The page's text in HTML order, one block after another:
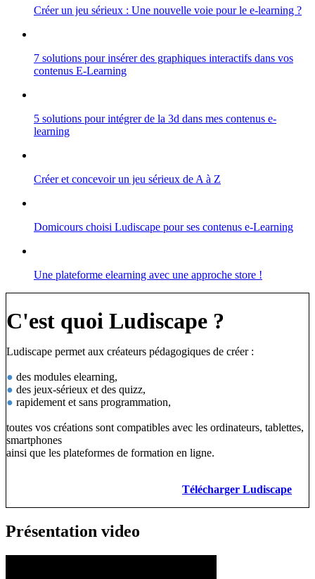
Créer un jeu sérieux : Une nouvelle voie pour le e-learning ?
7 solutions pour insérer des graphiques interactifs dans vos
contenus E-Learning
5 solutions pour intégrer de la 3d dans mes contenus e-
learning
Créer et concevoir un jeu sérieux de A à Z
Domicours choisi Ludiscape pour ses contenus e-Learning
Une plateforme elearning avec une approche store !
C'est quoi Ludiscape ?
Ludiscape permet aux créateurs pédagogiques de créer :
● des modules elearning,
● des jeux-sérieux et des quizz,
● rapidement et sans programmation,
toutes vos créations sont compatibles avec les ordinateurs, tablettes,
smartphones
ainsi que les plateformes de formation en ligne.
Télécharger Ludiscape
Présentation video